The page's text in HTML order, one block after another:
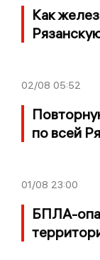
Как
02/08 05:52
по всей
01/08 23:00
БПЛА-